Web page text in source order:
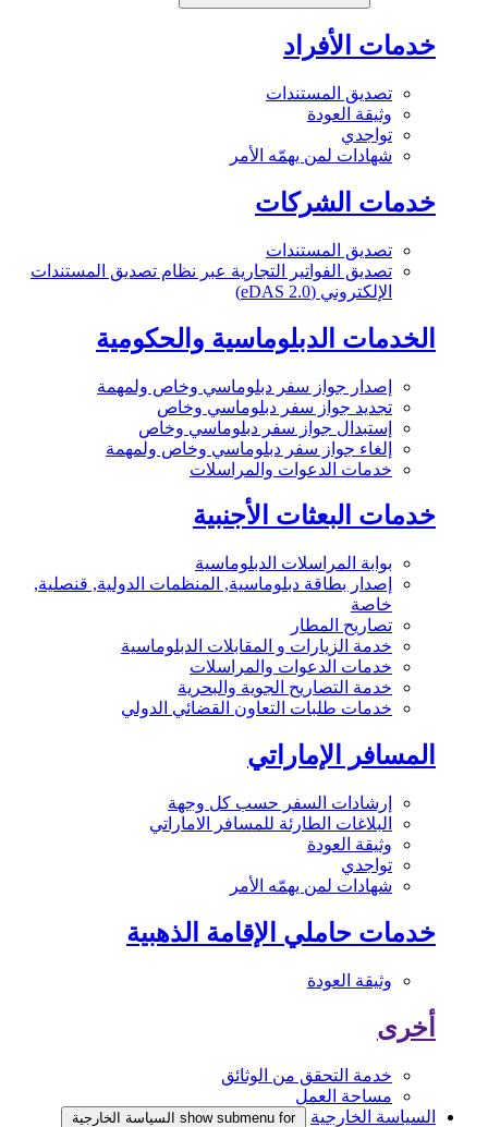
خدمات الأفراد
تصديق المستندات
وثيقة العودة
تواجدي
شهادات لمن يهمّه الأمر
خدمات الشركات
تصديق المستندات
تصديق الفواتير التجارية عبر نظام تصديق المستندات
الإلكتروني (eDAS 2.0)
الخدمات الدبلوماسية والحكومية
إصدار جواز سفر دبلوماسي وخاص ولمهمة
تجديد جواز سفر دبلوماسي وخاص
إستبدال جواز سفر دبلوماسي وخاص
إلغاء جواز سفر دبلوماسي وخاص ولمهمة
خدمات الدعوات والمراسلات
خدمات البعثات الأجنبية
بوابة المراسلات الدبلوماسية
إصدار بطاقة دبلوماسية, المنظمات الدولية, قنصلية,
خاصة
تصاريح المطار
خدمة الزيارات و المقابلات الدبلوماسية
خدمات الدعوات والمراسلات
خدمة التصاريح الجوية والبحرية
خدمات طلبات التعاون القضائي الدولي
المسافر الإماراتي
إرشادات السفر حسب كل وجهة
البلاغات الطارئة للمسافر الاماراتي
وثيقة العودة
تواجدي
شهادات لمن يهمّه الأمر
خدمات حاملي الإقامة الذهبية
وثيقة العودة
أخرى
خدمة التحقق من الوثائق
مساحة العمل
السياسة الخارجية
show submenu for السياسة الخارجية